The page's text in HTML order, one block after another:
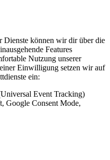
Dienste können wir dir über die
Features
Nutzung unserer
Einwilligung setzen wir auf
ein:
Event Tracking)
Google Consent Mode,